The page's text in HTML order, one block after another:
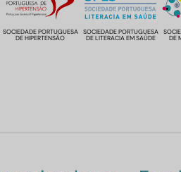
SOCIEDADE PORTUGUESA
DE HIPERTENSÃO
SOCIEDADE PORTUGUESA
DE LITERACIA EM SAÚDE DE